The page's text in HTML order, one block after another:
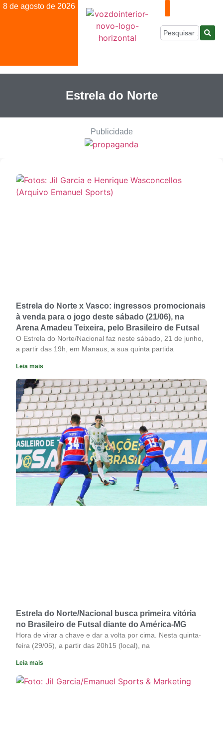
8 de agosto de 2026
Estrela do Norte
Publicidade
Estrela do Norte x Vasco: ingressos promocionais
à venda para o jogo deste sábado (21/06), na
Arena Amadeu Teixeira, pelo Brasileiro de Futsal
O Estrela do Norte/Nacional faz neste sábado, 21 de junho,
a partir das 19h, em Manaus, a sua quinta partida
Leia mais
Estrela do Norte/Nacional busca primeira vitória
no Brasileiro de Futsal diante do América-MG
Hora de virar a chave e dar a volta por cima. Nesta quinta-
feira (29/05), a partir das 20h15 (local), na
Leia mais